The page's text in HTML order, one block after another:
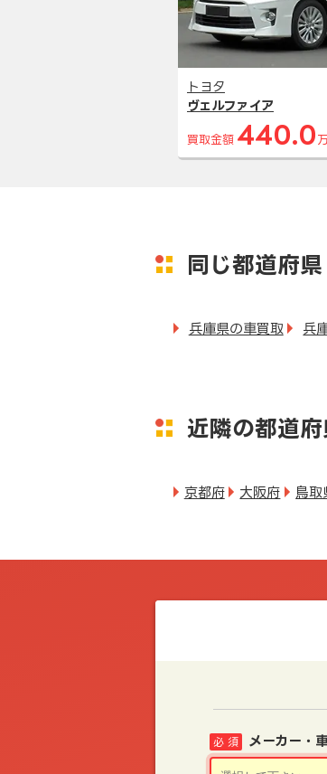
トヨタ
ヴェルファイア
買取金額 440.0
同じ都道府
兵庫県の車買取 兵
近隣の都道
京都府 大阪府 鳥取
メーカー・
必 須